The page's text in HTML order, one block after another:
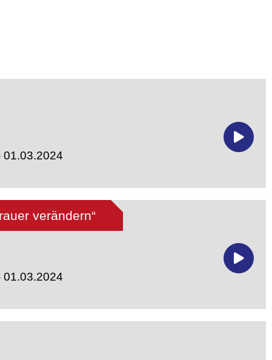
01.03.2024
verändern“
01.03.2024